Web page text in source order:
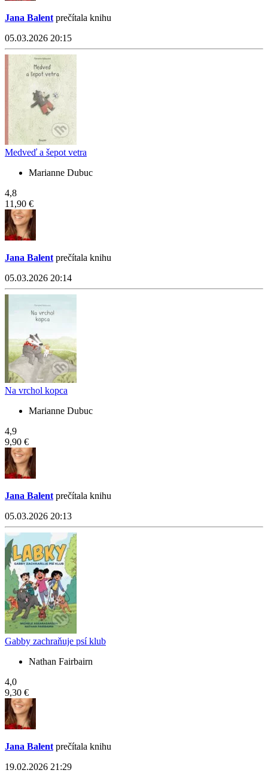
Jana Balent prečítala knihu
05.03.2026 20:15
Medveď a šepot vetra
Marianne Dubuc
4,8
11,90 €
Jana Balent prečítala knihu
05.03.2026 20:14
Na vrchol kopca
Marianne Dubuc
4,9
9,90 €
Jana Balent prečítala knihu
05.03.2026 20:13
Gabby zachraňuje psí klub
Nathan Fairbairn
4,0
9,30 €
Jana Balent prečítala knihu
19.02.2026 21:29